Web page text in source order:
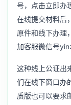
号，点击立即办
在线提交材料后
原件和线下办理
加客服微信号
这种线上公证出
们在线下窗口办
质版也可以要求